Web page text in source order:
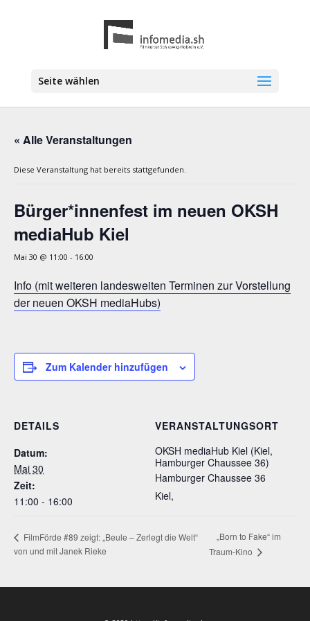
Seite wählen
« Alle Veranstaltungen
Diese Veranstaltung hat bereits stattgefunden.
Bürger*innenfest im neuen OKSH
mediaHub Kiel
Mai 30 @ 11:00 - 16:00
Info (mit weiteren landesweiten Terminen zur Vorstellung
der neuen OKSH mediaHubs)
Zum Kalender hinzufügen
DETAILS
Datum:
Mai 30
Zeit:
11:00 - 16:00
VERANSTALTUNGSORT
OKSH mediaHub Kiel (Kiel,
Hamburger Chaussee 36)
Hamburger Chaussee 36
Kiel,
FilmFörde #89 zeigt: „Beule – Zerlegt die Welt“
von und mit Janek Rieke
„Born to Fake“ im
Traum-Kino